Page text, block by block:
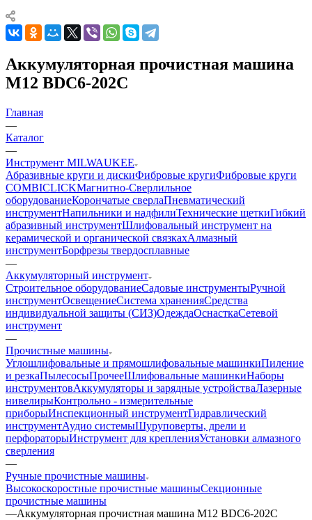
Аккумуляторная прочистная машина
M12 BDC6-202C
Главная
—
Каталог
—
Инструмент MILWAUKEE
Абразивные круги и дискиФибровые кругиФибровые круги
COMBICLICKМагнитно-Сверлильное
оборудованиеКорончатые сверлаПневматический
инструментНапильники и надфилиТехнические щеткиГибкий
абразивный инструментШлифовальный инструмент на
керамической и органической связкахАлмазный
инструментБорфрезы твердосплавные
—
Аккумуляторный инструмент
Строительное оборудованиеСадовые инструментыРучной
инструментОсвещениеСистема храненияСредства
индивидуальной защиты (СИЗ)ОдеждаОснасткаСетевой
инструмент
—
Прочистные машины
Углошлифовальные и прямошлифовальные машинкиПиление
и резкаПылесосыПрочееШлифовальные машинкиНаборы
инструментовАккумуляторы и зарядные устройстваЛазерные
нивелирыКонтрольно - измерительные
приборыИнспекционный инструментГидравлический
инструментАудио системыШуруповерты, дрели и
перфораторыИнструмент для крепленияУстановки алмазного
сверления
—
Ручные прочистные машины
Высокоскоростные прочистные машиныСекционные
прочистные машины
—Аккумуляторная прочистная машина M12 BDC6-202C